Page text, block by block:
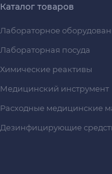
Каталог товаров
Лабораторное
Лабораторная посуда
Химические реактивы
Медицинский инструмент
Расходные медицинские
Дезинфицирующие